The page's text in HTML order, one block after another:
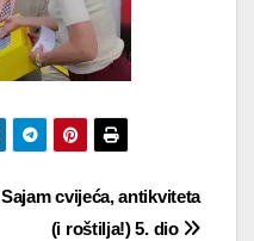
Sajam cvijeća, antikviteta
(i roštilja!) 5. dio